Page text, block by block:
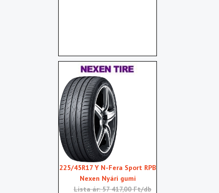
225/45R17 Y N-Fera Sport RPB
Nexen Nyári gumi
Lista ár: 57 417,00 Ft/db